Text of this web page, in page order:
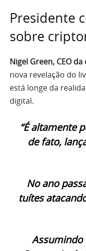
Presidente
sobre
Nigel Green, CEO
nova revelação do
está longe da
digital.
“É altamente
de fato,
No ano
tuítes
Assumindo